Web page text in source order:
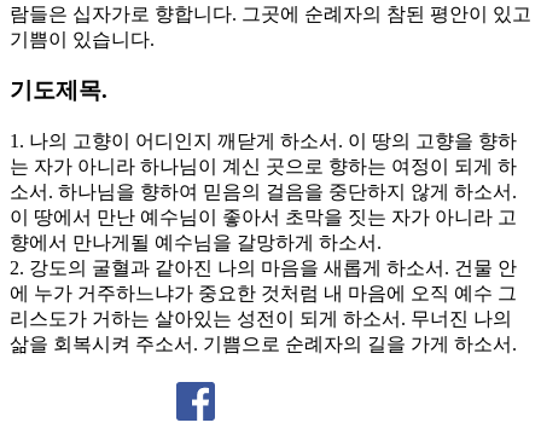
람들은 십자가로 향합니다. 그곳에 순례자의 참된 평안이 있고
기쁨이 있습니다.
기도제목.
1. 나의 고향이 어디인지 깨닫게 하소서. 이 땅의 고향을 향하
는 자가 아니라 하나님이 계신 곳으로 향하는 여정이 되게 하
소서. 하나님을 향하여 믿음의 걸음을 중단하지 않게 하소서.
이 땅에서 만난 예수님이 좋아서 초막을 짓는 자가 아니라 고
향에서 만나게될 예수님을 갈망하게 하소서.
2. 강도의 굴혈과 같아진 나의 마음을 새롭게 하소서. 건물 안
에 누가 거주하느냐가 중요한 것처럼 내 마음에 오직 예수 그
리스도가 거하는 살아있는 성전이 되게 하소서. 무너진 나의
삶을 회복시켜 주소서. 기쁨으로 순례자의 길을 가게 하소서.